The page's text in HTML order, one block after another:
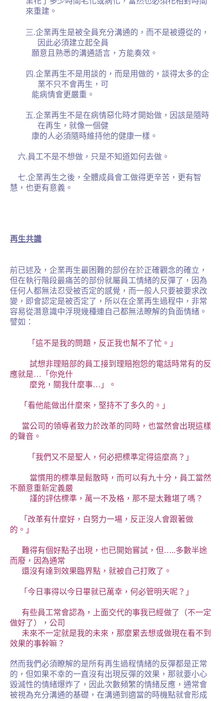
來重建。
三.企業再生是被全員充分溝通的，而不是被遵從的，
因此必須建立起全員
願意且熟悉的溝通語言，方能奏效。
四.企業再生不是用談的，而是用做的，談得太多的企
業不只不會再生，可
能病情會更嚴重。
五.企業再生不是在病情惡化時才開始做，因該是隨時
在再生，就像一個健
康的人必須隨時維持他的健康一樣。
六.員工不是不想做，只是不知道如何去做。
七.企業再生之後，全體成員會工做得更辛苦，更有智
慧，也更有意義。
再生共識
前已述及，企業再生最困難的部份在於正確觀念的確立，
但在執行階段最痛苦的部份就屬員工情緒的反彈了，因為
任何人都無法忍受被否定的感覺，而一般人只要被要求改
變，即會認定是被否定了，所以在企業再生過程中，非常
容易從潛意識中浮現幾種連自己都無法瞭解的負面情緒。
譬如：
「這不是我的問題，反正我也幫不了忙。」
試想非理賠部的員工接到理賠抱怨的電話時常有的反
應就是… 「你兇什
麼兇，關我什麼事… 」。
「看他能做出什麼來，堅持不了多久的。」
當公司的領導者致力於改革的同時，也當然會出現這樣
的聲音。
「我們又不是聖人，何必把標準定得這麼高？」
當慣用的標準是鬆散時，而可以有九十分，員工當然
不願意重新定義嚴
謹的評估標準，萬一不及格，那不是太難堪了嗎？
「改革有什麼好，白努力一場，反正沒人會跟著做
的。」
難得有個好點子出現，也已開始嘗試，但…..多數半途
而廢，因為通常
還沒有達到效果臨界點，就被自己打敗了。
「今日事得以今日畢就已萬幸，何必管明天呢？」
有些員工常會認為，上面交代的事我已經做了（不一定
做好了），公司
未來不一定就是我的未來，那麼累去想或做現在看不到
效果的事幹嘛？
然而我們必須瞭解的是所有再生過程情緒的反彈都是正常
的，但如果不幸的一直沒有出現反彈的效果，那就要小心
毀滅性的情緒爆炸了，因此次數頻繁的情緒反應，通常會
被視為充分溝通的基礎，在溝通到適當的時機點就會形成